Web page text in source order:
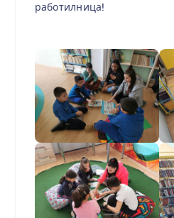
работилница!